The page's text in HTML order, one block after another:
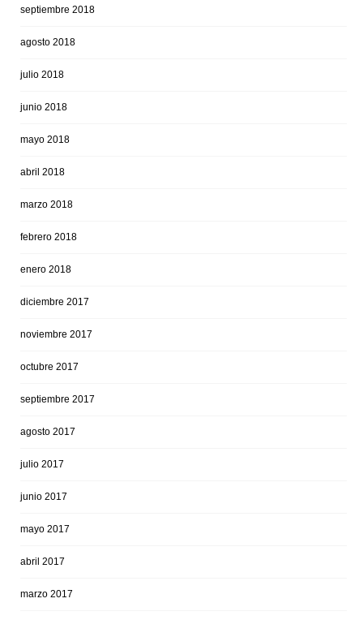
septiembre 2018
agosto 2018
julio 2018
junio 2018
mayo 2018
abril 2018
marzo 2018
febrero 2018
enero 2018
diciembre 2017
noviembre 2017
octubre 2017
septiembre 2017
agosto 2017
julio 2017
junio 2017
mayo 2017
abril 2017
marzo 2017